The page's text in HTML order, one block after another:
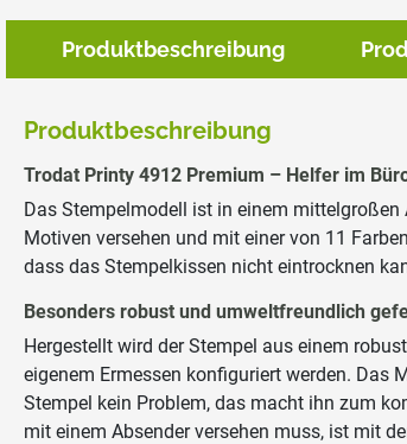
Produktbeschreibung
Produktbeschreibung
Trodat Printy 4912 Premium – Helfer im
Das Stempelmodell ist in einem
Motiven versehen und mit einer von 11
dass das Stempelkissen nicht eintrocknen
Besonders robust und umweltfreundlich
Hergestellt wird der Stempel aus einem
eigenem Ermessen konfiguriert werden. Das
Stempel kein Problem, das macht ihn zum
mit einem Absender versehen muss, ist mit